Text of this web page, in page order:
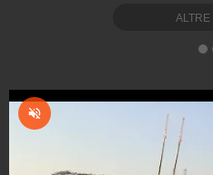
ALTRE